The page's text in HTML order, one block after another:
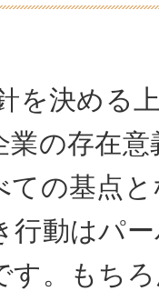
を決める
業の存在
ての基点
行動はパ
す。もち